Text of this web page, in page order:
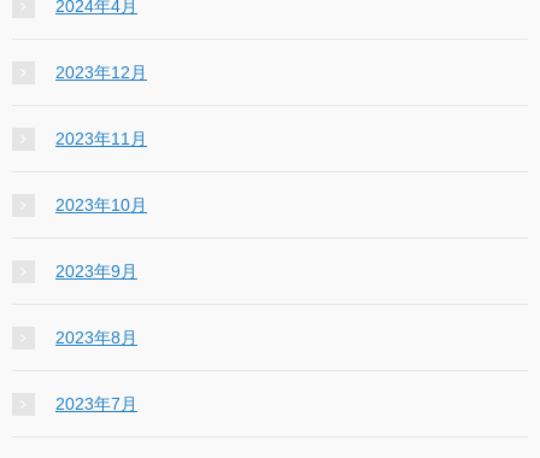
2024年4月
2023年12月
2023年11月
2023年10月
2023年9月
2023年8月
2023年7月